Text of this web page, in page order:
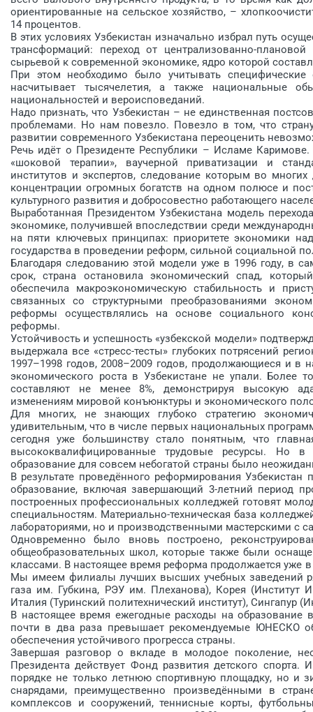
ориентированные на сельское хозяйство, –
14 процентов.
В этих условиях Узбекистан изначально избрал путь
трансформаций: переход от централизованно-
сырьевой к современной экономике, ядро которой
При этом необходимо было учитывать специфические
насчитывает тысячелетия, а также национальные
национальностей и вероисповеданий.
Надо признать, что Узбекистан – не единственная
проблемами. Но нам повезло. Повезло в том, что
развитии современного Узбекистана переоценить
Речь идёт о Президенте Респуб­лики – Исламе
«шоковой терапии», ваучерной приватизации и
институтов и экспертов, следование которым во
концентрации огромных богатств на одном полюсе и
культурного развития и добросовестно работающего
Выработанная Президентом ­Узбекистана модель
экономике, получившей впоследствии среди
на пяти ключевых принципах: приоритете экономики
государства в проведении реформ, сильной социальной
Благодаря следованию этой модели уже в 1996 году, в
срок, страна остановила экономический спад,
обеспечила макроэкономическую стабильность и
связанных со структурными преобразованиями
реформы осуществлялись на основе социального
реформы.
Устойчивость и успешность «узбекской модели»
выдержала все «стресс-­тесты» глубоких потрясений
1997–1998 годов, 2008–2009 годов, продолжающиеся и
экономического роста в Узбекистане не упали. Более
составляют не менее 8%, демонстрируя высокую
изменениям мировой конъюнктуры и экономического
Для многих, не знающих глубоко стратегию
удивительным, что в числе первых национальных
сегодня уже большинству стало понятным, что
высококвалифицированные трудовые ресурсы. Но
образование для совсем небогатой страны было
В результате проведённого реформирования
образование, включая завершающий 3-летний период
построенных профессиональных колледжей готовят
специальностям. Материально-техническая база
лабораториями, но и производственными мастерскими с
Одновременно было вновь построено,
общеобразовательных школ, ко­торые также были
классами. В настоящее время реформа продолжается уже
Мы имеем филиалы лучших высших учебных заведений
газа им. Губкина, РЭУ им. Плеханова), Корея (Институт
Италия (Туринский политехнический институт), Сингапур
В настоящее время ежегодные расходы на образование
почти в два раза превышает рекомендуемые ­ЮНЕСКО
обеспечения устойчивого прогресса страны.
Завершая разговор о вкладе в молодое поколение,
Президента действует Фонд развития детского
порядке не только летнюю спортивную площадку, но и
снарядами, преимущественно про­изведёнными в
комплексов и сооружений, теннисные корты,